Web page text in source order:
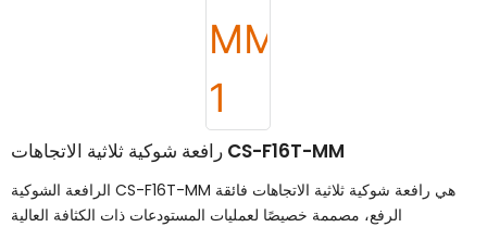
رافعة شوكية ثلاثية الاتجاهات CS-F16T-MM
الرافعة الشوكية CS-F16T-MM هي رافعة شوكية ثلاثية الاتجاهات فائقة
الرفع، مصممة خصيصًا لعمليات المستودعات ذات الكثافة العالية